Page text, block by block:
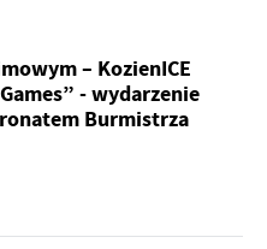
– KozienICE
- wydarzenie
Burmistrza